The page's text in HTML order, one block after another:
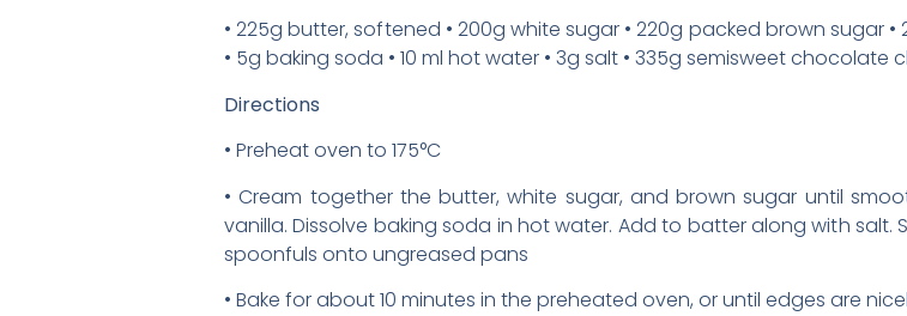
• 225g butter, softened • 200g white sugar • 220g packed brown sugar
• 5g baking soda • 10 ml hot water • 3g salt • 335g semisweet chocolate
Directions
• Preheat oven to 175°C
• Cream together the butter, white sugar, and brown sugar until
vanilla. Dissolve baking soda in hot water. Add to batter along with salt.
spoonfuls onto ungreased pans
• Bake for about 10 minutes in the preheated oven, or until edges are